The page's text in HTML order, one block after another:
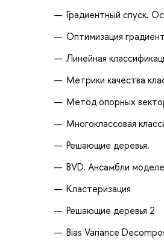
Градиентный спуск.
Оптимизация
Линейная
Метрики качества
Метод опорных
Многоклассовая
Решающие деревья.
BVD. Ансамбли
Кластеризация
Решающие деревья 2
Bias Variance